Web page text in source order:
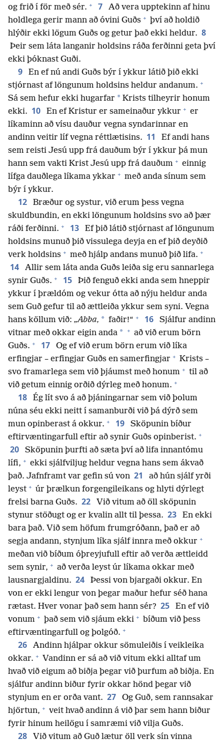
og frið í för með sér. + 7
Að vera upptekinn af hinu
holdlega gerir mann að óvini Guðs + því að holdið
hlýðir ekki lögum Guðs og getur það ekki heldur. 8
Þeir sem láta langanir holdsins ráða ferðinni geta því
ekki þóknast Guði.
9
En ef nú andi Guðs býr í ykkur látið þið ekki
stjórnast af löngunum holdsins heldur andanum. +
Sá sem hefur ekki hugarfar * Krists tilheyrir honum
ekki. 10 En ef Kristur er sameinaður ykkur + er
líkaminn að vísu dauður vegna syndarinnar en
andinn veitir líf vegna réttlætisins. 11
Ef andi hans
sem reisti Jesú upp frá dauðum býr í ykkur þá mun
hann sem vakti Krist Jesú upp frá dauðum + einnig
lífga dauðlega líkama ykkar + með anda sínum sem
býr í ykkur.
12
Bræður og systur, við erum þess vegna
skuldbundin, en ekki löngunum holdsins svo að þær
ráði ferðinni. + 13
Ef þið látið stjórnast af löngunum
holdsins munuð þið vissulega deyja en ef þið deyðið
verk holdsins + með hjálp andans munuð þið lifa. +
14
Allir sem láta anda Guðs leiða sig eru sannarlega
synir Guðs. + 15
Þið fenguð ekki anda sem hneppir
ykkur í þrældóm og vekur ótta að nýju heldur anda
sem Guð gefur til að ættleiða ykkur sem syni. Vegna
hans köllum við: „Abba, * faðir!“ + 16
Sjálfur andinn
vitnar með okkar eigin anda * + að við erum börn
Guðs. + 17
Og ef við erum börn erum við líka
erfingjar – erfingjar Guðs en samerfingjar + Krists –
svo framarlega sem við þjáumst með honum + til að
við getum einnig orðið dýrleg með honum. +
18
Ég lít svo á að þjáningarnar sem við þolum
núna séu ekki neitt í samanburði við þá dýrð sem
mun opinberast á okkur. + 19
Sköpunin bíður
eftirvæntingarfull eftir að synir Guðs opinberist. +
20
Sköpunin þurfti að sæta því að lifa innantómu
lífi, + ekki sjálfviljug heldur vegna hans sem ákvað
það. Jafnframt var gefin sú von 21
að hún sjálf yrði
leyst + úr þrælkun forgengileikans og hlyti dýrlegt
frelsi barna Guðs. 22
Við vitum að öll sköpunin
stynur stöðugt og er kvalin allt til þessa. 23
En ekki
bara það. Við sem höfum frumgróðann, það er að
segja andann, stynjum líka sjálf innra með okkur +
meðan við bíðum óþreyjufull eftir að verða ættleidd
sem synir, + að verða leyst úr líkama okkar með
lausnargjaldinu. 24
Þessi von bjargaði okkur. En
von er ekki lengur von þegar maður hefur séð hana
rætast. Hver vonar það sem hann sér? 25
En ef við
vonum + það sem við sjáum ekki + bíðum við þess
eftirvæntingarfull og þolgóð. +
26
Andinn hjálpar okkur sömuleiðis í veikleika
okkar. + Vandinn er sá að við vitum ekki alltaf um
hvað við eigum að biðja þegar við þurfum að biðja. En
sjálfur andinn biður fyrir okkar hönd þegar við
stynjum en er orða vant. 27
Og Guð, sem rannsakar
hjörtun, + veit hvað andinn á við þar sem hann biður
fyrir hinum heilögu í samræmi við vilja Guðs.
28 Við vitum að Guð lætur öll verk sín vinna